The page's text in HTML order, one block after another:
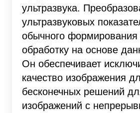
ультразвука.
ультразвуковых
обычного формирования
обработку на основе
Он обеспечивает
качество изображения
бесконечных решений
изображений с